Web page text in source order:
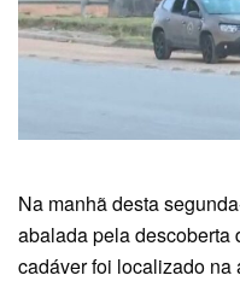
Na manhã desta
abalada pela descoberta
cadáver foi localizado na